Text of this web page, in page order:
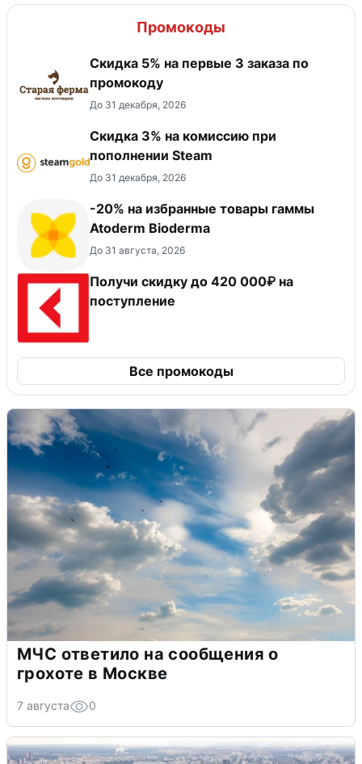
Промокоды
Скидка 5% на первые 3 заказа по
промокоду
До 31 декабря, 2026
Скидка 3% на комиссию при
пополнении Steam
До 31 декабря, 2026
-20% на избранные товары гаммы
Atoderm Bioderma
До 31 августа, 2026
Получи скидку до 420 000₽ на
поступление
Все промокоды
МЧС ответило на сообщения о
грохоте в Москве
7 августа 0